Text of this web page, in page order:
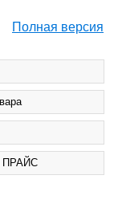
Полная версия